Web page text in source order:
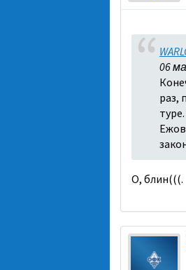
06
раз,
О, блин(((.